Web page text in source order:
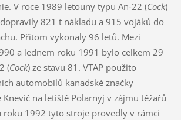
V roce 1989 letouny typu An-22 (Cock)
dopravily 821 t nákladu a 915 vojáků do
Přitom vykonaly 96 letů. Mezi
a lednem roku 1991 bylo celkem 29
(Cock) ze stavu 81. VTAP použito
automobilů kanadské značky
Knevič na letiště Polarnyj v zájmu těžařů
roku 1992 tyto stroje provedly v rámci